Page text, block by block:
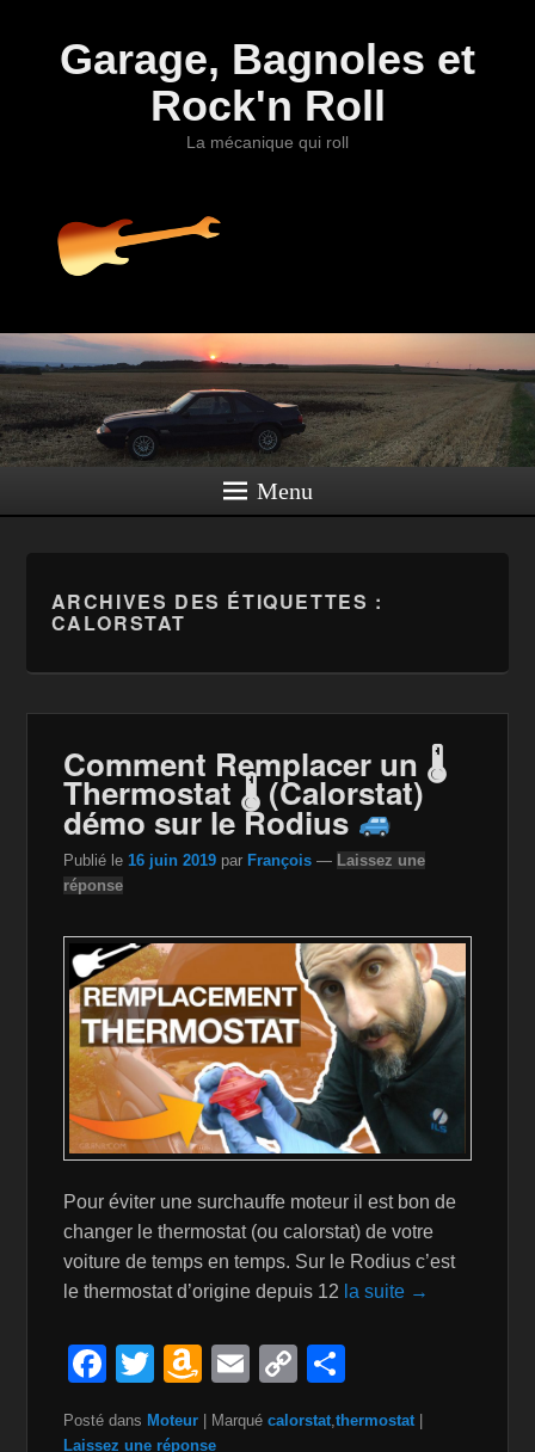
Garage, Bagnoles et
Rock'n Roll
La mécanique qui roll
Menu
ARCHIVES DES ÉTIQUETTES :
CALORSTAT
Comment Remplacer un 🌡
Thermostat 🌡 (Calorstat)
démo sur le Rodius
Publié le 16 juin 2019 par François — Laissez une
réponse
Pour éviter une surchauffe moteur il est bon de
changer le thermostat (ou calorstat) de votre
voiture de temps en temps. Sur le Rodius c’est
le thermostat d’origine depuis 12 la suite →
F
c
T
tt
A
a
E
ail
C
p
ta
Posté dans Moteur Marqué calorstat,thermostat
Laissez une réponse